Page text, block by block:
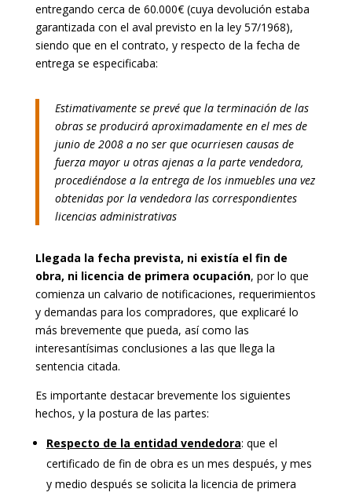
entregando cerca de 60.000€ (cuya devolución estaba
garantizada con el aval previsto en la ley 57/1968),
siendo que en el contrato, y respecto de la fecha de
entrega se especificaba:
Estimativamente se prevé que la terminación de las
obras se producirá aproximadamente en el mes de
junio de 2008 a no ser que ocurriesen causas de
fuerza mayor u otras ajenas a la parte vendedora,
procediéndose a la entrega de los inmuebles una vez
obtenidas por la vendedora las correspondientes
licencias administrativas
Llegada la fecha prevista, ni existía el fin de
obra, ni licencia de primera ocupación, por lo que
comienza un calvario de notificaciones, requerimientos
y demandas para los compradores, que explicaré lo
más brevemente que pueda, así como las
interesantísimas conclusiones a las que llega la
sentencia citada.
Es importante destacar brevemente los siguientes
hechos, y la postura de las partes:
Respecto de la entidad vendedora: que el
certificado de fin de obra es un mes después, y mes
y medio después se solicita la licencia de primera